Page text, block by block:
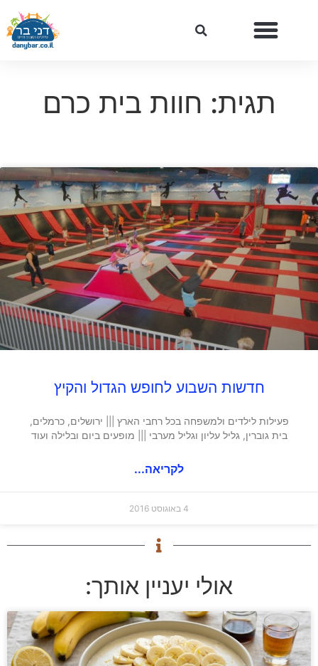
תגית: חוות בית כרם
חדשות השבוע לחופש הגדול והקיץ
פעילות לילדים ולמשפחה בכל רחבי הארץ ||| ירושלים, כרמלים,
בית גוברין, גליל עליון וגליל מערבי ||| מופעים ביום ובלילה ועוד
לקריאה...
4 באוגוסט 2016
אולי יעניין אותך: